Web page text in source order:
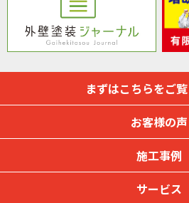
まずはこちらをご
お客様の声
施工事例
サービス